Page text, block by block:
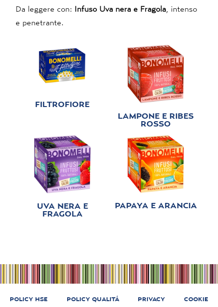
Da leggere con: Infuso Uva nera e Fragola , intenso
e penetrante.
FILTROFIORE
LAMPONE E RIBES
ROSSO
UVA NERA E
FRAGOLA
PAPAYA E ARANCIA
POLICY HSE POLICY QUALITÁ PRIVACY COOKIE